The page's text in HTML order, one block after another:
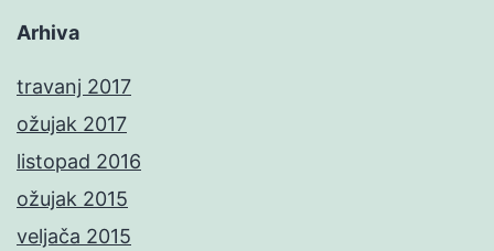
Arhiva
travanj 2017
ožujak 2017
listopad 2016
ožujak 2015
veljača 2015